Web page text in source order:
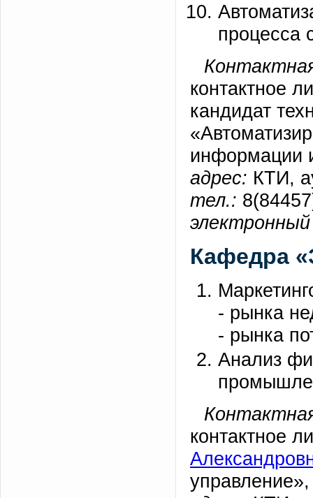
процесса
контактное
кандидат
информации
адрес: КТИ,
тел.:
Кафедра
- рынка
- рынка
Анализ
контактное